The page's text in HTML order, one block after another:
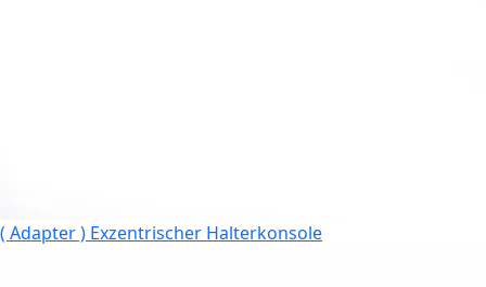
( Adapter ) Exzentrischer Halterkonsole